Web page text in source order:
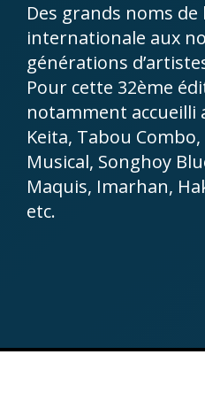
Des grands noms de
internationale aux
générations
Pour cette 32ème
notamment accueilli
Keita, Tabou
Musical, Songhoy
Maquis, Imarhan,
etc.